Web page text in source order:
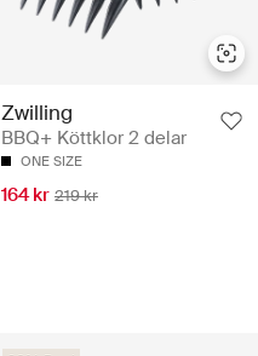
Zwilling
BBQ+ Köttklor 2 delar
ONE SIZE
164 kr 219 kr